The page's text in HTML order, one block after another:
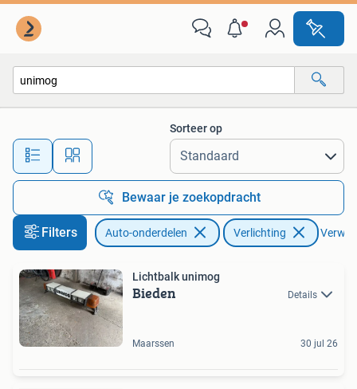
Alle afstanden…
Sorteer op
Bewaar je zoekopdracht
Filters Auto-onderdelen Verlichting
Lichtbalk unimog
Bieden Details
Maarssen 30 jul 26